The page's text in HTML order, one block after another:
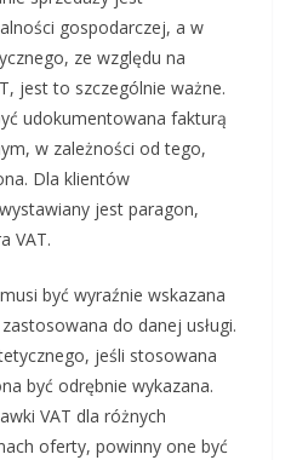
gospodarczej, a w
ze względu na
jest to szczególnie ważne.
udokumentowana fakturą
w zależności od tego,
Dla klientów
jest paragon,
VAT.
być wyraźnie wskazana
do danej usługi.
jeśli stosowana
być odrębnie wykazana.
VAT dla różnych
oferty, powinny one być